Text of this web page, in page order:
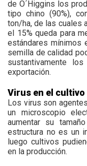
de O´Higgins los
tipo chino (90%),
ton/ha, de las cuales
el 15% queda para
estándares mínimos
semilla de calidad
sustantivamente
exportación.
Virus en el cultivo
Los virus son
un microscopio
aumentar su
estructura no es un
luego cultivos
en la producción.